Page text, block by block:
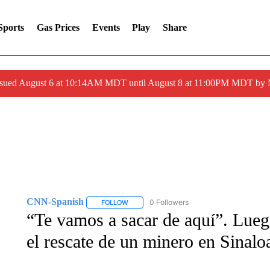
Gas Prices Events Play Share
August 6 at 10:14AM MDT until August 8 at 11:00PM MDT by
CNN-Spanish FOLLOWFOLLOW "CNN-SPANISH" TO RECEIVE
0 Followers
“Te vamos a sacar de aquí”.
el rescate de un minero en